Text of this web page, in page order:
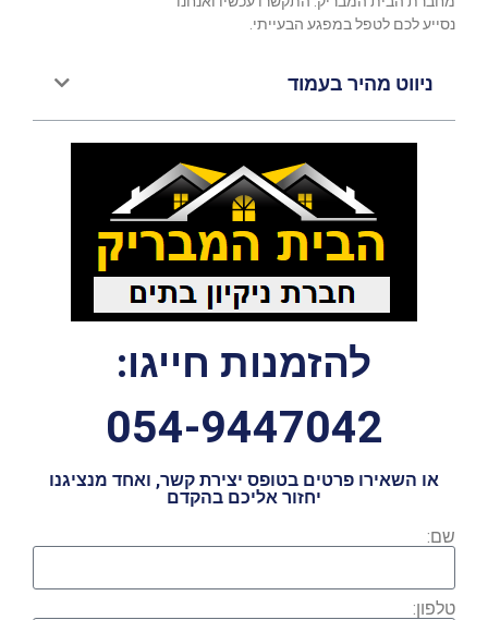
ניווט מהיר בעמוד
להזמנות חייגו:
054-9447042
או השאירו פרטים בטופס יצירת קשר, ואחד מנציגנו
יחזור אליכם בהקדם
שם:
טלפון:
נסייע לכם לטפל במפגע הבעייתי.